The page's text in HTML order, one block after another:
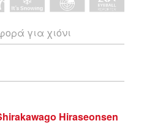
για χιόνι
Hiraseonsen